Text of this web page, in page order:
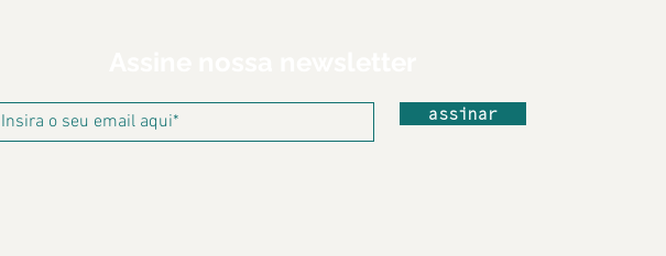
assinar